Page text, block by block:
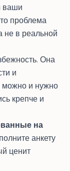
ваши
проблема
не в реальной
Она
и
можно и нужно
крепче и
на
анкету
ценит